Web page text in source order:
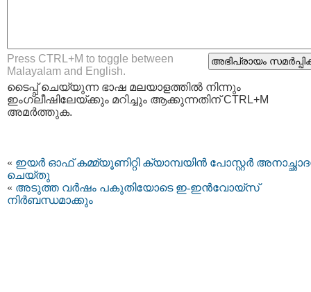
Press CTRL+M to toggle between
Malayalam and English.
ടൈപ്പ്‌ ചെയ്യുന്ന ഭാഷ മലയാളത്തില്‍ നിന്നും
ഇംഗ്ലീഷിലേയ്ക്കും മറിച്ചും ആക്കുന്നതിന് CTRL+M
അമര്‍ത്തുക.
« ഇയർ ഓഫ് കമ്മ്യൂണിറ്റി ക്യാമ്പയിൻ പോസ്റ്റർ
ചെയ്തു
« അടുത്ത വർഷം പകുതിയോടെ ഇ-ഇൻവോയ്സ്
നിർബന്ധമാക്കും